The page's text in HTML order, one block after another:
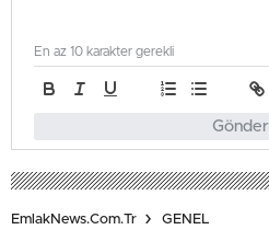
Gönder
En az 10 karakter gerekli
EmlakNews.com.tr GENEL